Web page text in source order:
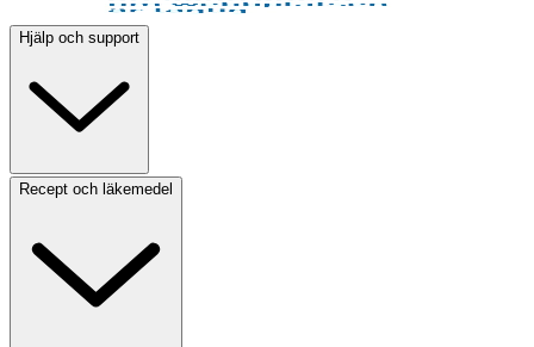
Hjälp och support
Recept och läkemedel